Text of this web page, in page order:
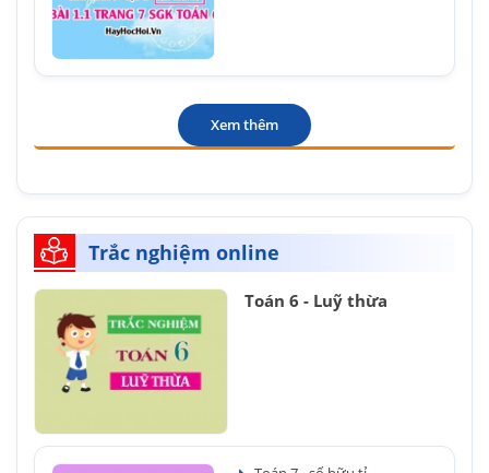
Xem thêm
Trắc nghiệm online
Toán 6 - Luỹ thừa